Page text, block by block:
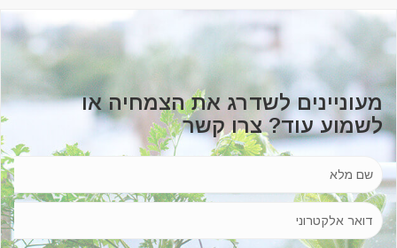
מעוניינים לשדרג את הצמחיה או
לשמוע עוד? צרו קשר